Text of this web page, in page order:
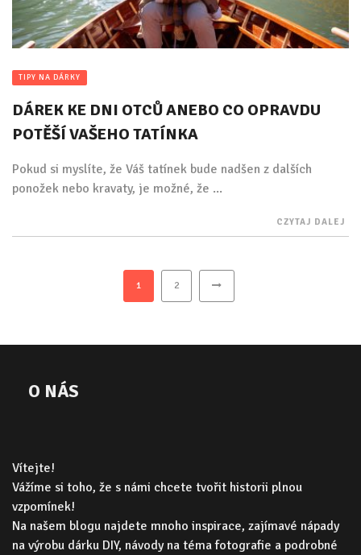
TIPY NA DÁRKY
DÁREK KE DNI OTCŮ ANEBO CO OPRAVDU
POTĚŠÍ VAŠEHO TATÍNKA
Pokud si myslíte, že Váš tatínek bude nadšen z dalších
ponožek nebo kravaty, je možné, že ...
CZYTAJ DALEJ
1 2
O NÁS
Vítejte!
Vážíme si toho, že s námi chcete tvořit historii plnou
vzpomínek!
Na našem blogu najdete mnoho inspirace, zajímavé nápady
na výrobu dárku DIY, návody na téma fotografie a podrobné